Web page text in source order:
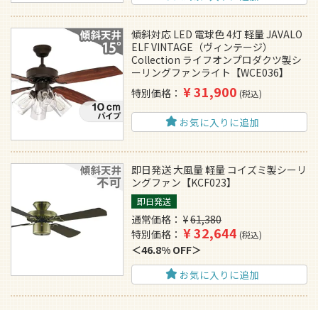
傾斜対応 LED 電球色 4灯 軽量 JAVALO
ELF VINTAGE（ヴィンテージ）
Collection ライフオンプロダクツ製シ
ーリングファンライト【WCE036】
特別価格
¥31,900 税込
お気に入りに追加
即日発送 大風量 軽量 コイズミ製シーリ
ングファン【KCF023】
即日発送
通常価格 ¥61,380
特別価格
¥32,644 税込
46.8% OFF
お気に入りに追加